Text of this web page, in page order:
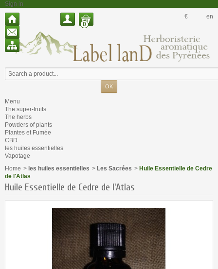
Sign in
€
en
0
Menu
The super-fruits
The herbs
Powders of plants
Plantes et Fumée
CBD
les huiles essentielles
Vapotage
Home > les huiles essentielles > Les Sacrées > Huile Essentielle de Cedre
de l'Atlas
Huile Essentielle de Cedre de l'Atlas